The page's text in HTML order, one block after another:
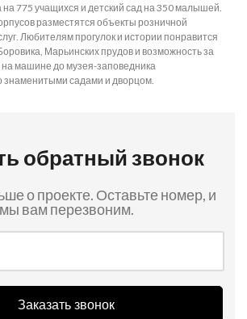
775 учащихся и детский сад на 350 малышей.
разместятся объекты розничной
Любителям прогулок и истории понравится
Марьинских прудов и возможность за
на машине до музея-заповедника
знаменитыми садами и дворцом.
обратный звонок
о проекте. Оставьте номер, и
мы вам перезвоним.
Заказать звонок